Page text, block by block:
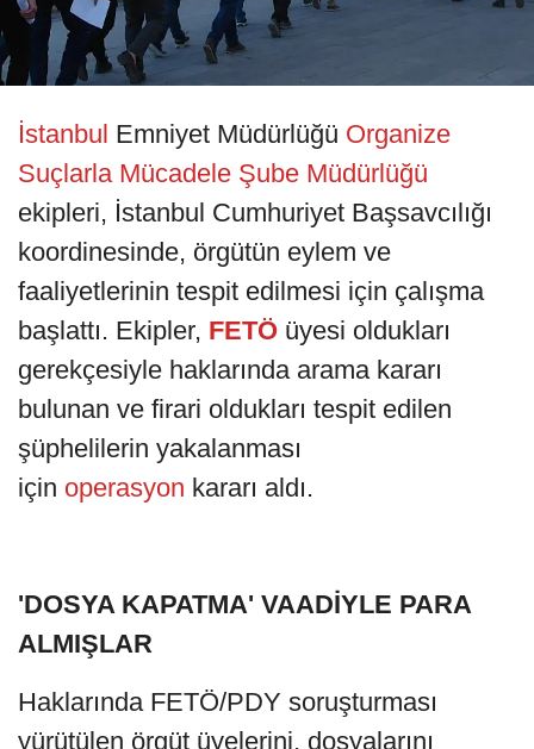
İstanbul Emniyet Müdürlüğü Organize
Suçlarla Mücadele Şube Müdürlüğü
ekipleri, İstanbul Cumhuriyet Başsavcılığı
koordinesinde, örgütün eylem ve
faaliyetlerinin tespit edilmesi için çalışma
başlattı. Ekipler, FETÖ üyesi oldukları
gerekçesiyle haklarında arama kararı
bulunan ve firari oldukları tespit edilen
şüphelilerin yakalanması
için operasyon kararı aldı.
'DOSYA KAPATMA' VAADİYLE PARA
ALMIŞLAR
Haklarında FETÖ/PDY soruşturması
yürütülen örgüt üyelerini, dosyalarını